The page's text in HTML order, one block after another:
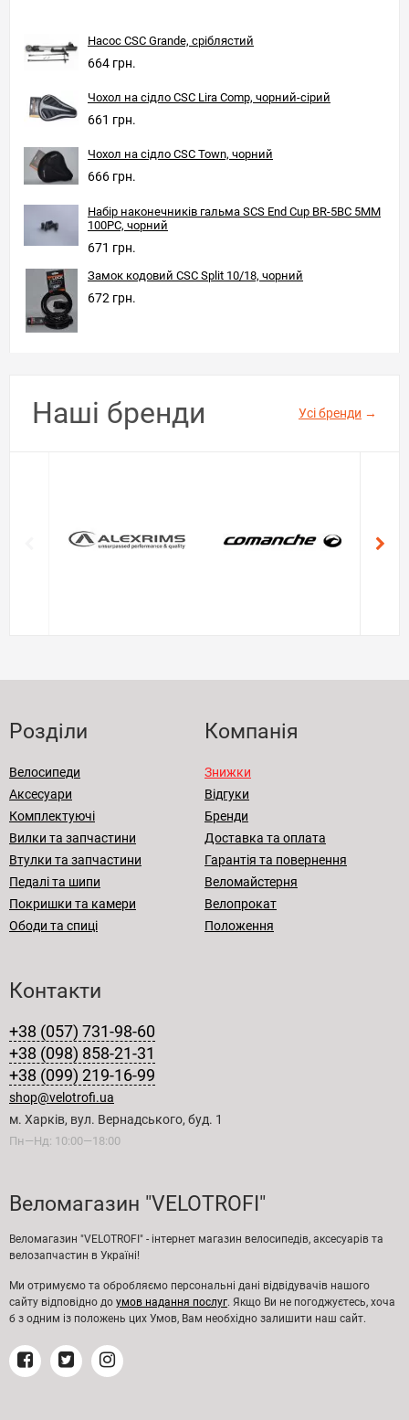
Насос CSC Grande, сріблястий
664 грн.
Чохол на сідло CSC Lira Comp, чорний-сірий
661 грн.
Чохол на сідло CSC Town, чорний
666 грн.
Набір наконечників гальма SCS End Cup BR-5BC 5MM
100PC, чорний
671 грн.
Замок кодовий CSC Split 10/18, чорний
672 грн.
Наші бренди Усі бренди →
Розділи
Велосипеди
Аксесуари
Комплектуючі
Вилки та запчастини
Втулки та запчастини
Педалі та шипи
Покришки та камери
Ободи та спиці
Компанія
Знижки
Відгуки
Бренди
Доставка та оплата
Гарантія та повернення
Веломайстерня
Велопрокат
Положення
Контакти
+38 (057) 731-98-60
+38 (098) 858-21-31
+38 (099) 219-16-99
shop@velotrofi.ua
м. Харків, вул. Вернадського, буд. 1
Пн—Нд: 10:00—18:00
Веломагазин "VELOTROFI"
Веломагазин "VELOTROFI" - інтернет магазин велосипедів, аксесуарів та
велозапчастин в Україні!
Ми отримуємо та обробляємо персональні дані відвідувачів нашого
сайту відповідно до умов надання послуг. Якщо Ви не погоджуєтесь, хоча
б з одним із положень цих Умов, Вам необхідно залишити наш сайт.